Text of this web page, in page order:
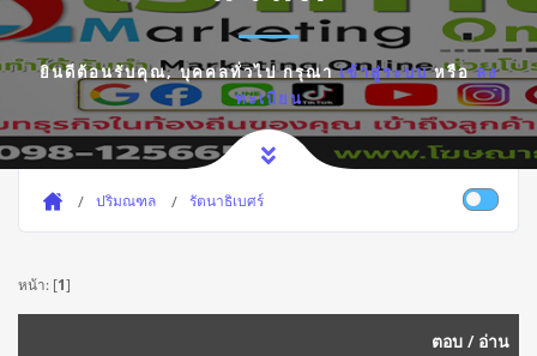
ยินดีต้อนรับคุณ,บุคคลทั่วไปกรุณาเข้าสู่ระบบหรือลง
ทะเบียน
ปริมณฑล รัตนาธิเบศร์
หน้า: [1]
ตอบ / อ่าน